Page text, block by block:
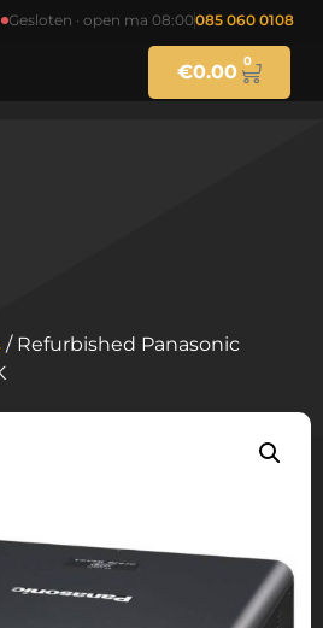
Gesloten · open ma 08:00085 060 0108
€0.00 0
/ Refurbished Panasonic